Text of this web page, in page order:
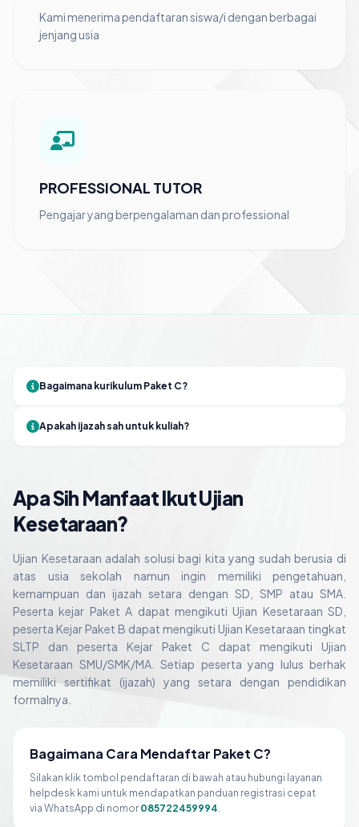
Kami menerima pendaftaran siswa/i dengan berbagai
jenjang usia
PROFESSIONAL TUTOR
Pengajar yang berpengalaman dan professional
Bagaimana kurikulum Paket C?
Apakah ijazah sah untuk kuliah?
Apa Sih Manfaat Ikut Ujian
Kesetaraan?
Ujian Kesetaraan adalah solusi bagi kita yang sudah berusia di
atas usia sekolah namun ingin memiliki pengetahuan,
kemampuan dan ijazah setara dengan SD, SMP atau SMA.
Peserta kejar Paket A dapat mengikuti Ujian Kesetaraan SD,
peserta Kejar Paket B dapat mengikuti Ujian Kesetaraan tingkat
SLTP dan peserta Kejar Paket C dapat mengikuti Ujian
Kesetaraan SMU/SMK/MA. Setiap peserta yang lulus berhak
memiliki sertifikat (ijazah) yang setara dengan pendidikan
formalnya.
Bagaimana Cara Mendaftar Paket C?
Silakan klik tombol pendaftaran di bawah atau hubungi layanan
helpdesk kami untuk mendapatkan panduan registrasi cepat
via WhatsApp di nomor 085722459994.